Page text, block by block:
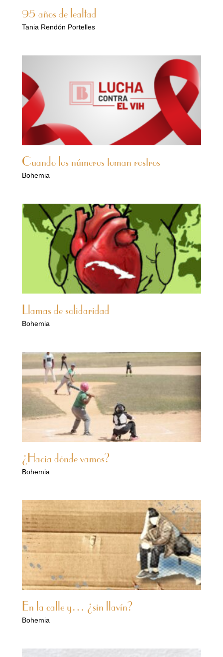
95 años de lealtad
Tania Rendón Portelles
Cuando los números toman rostros
Bohemia
Llamas de solidaridad
Bohemia
¿Hacia dónde vamos?
Bohemia
En la calle y… ¿sin llavín?
Bohemia